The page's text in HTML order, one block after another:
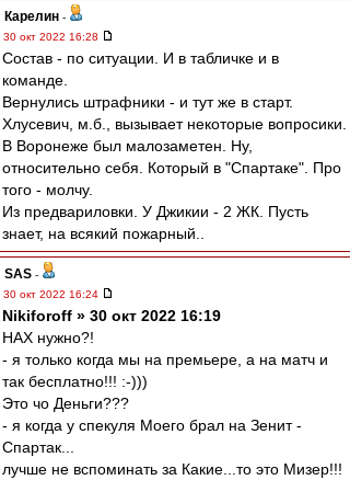
Карелин -
30 окт 2022 16:28
Состав - по ситуации. И в табличке и в
команде.
Вернулись штрафники - и тут же в старт.
Хлусевич, м.б., вызывает некоторые вопросики.
В Воронеже был малозаметен. Ну,
относительно себя. Который в "Спартаке". Про
того - молчу.
Из предвариловки. У Джикии - 2 ЖК. Пусть
знает, на всякий пожарный..
SAS -
30 окт 2022 16:24
Nikiforoff » 30 окт 2022 16:19
НАХ нужно?!
- я только когда мы на премьере, а на матч и
так бесплатно!!! :-)))
Это чо Деньги???
- я когда у спекуля Моего брал на Зенит -
Спартак...
лучше не вспоминать за Какие...то это Мизер!!!